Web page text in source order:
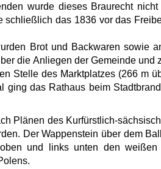
wurde dieses Braurecht
das 1836 vor das
Brot und Backwaren sowie
die Anliegen der Gemeinde und
Stelle des Marktplatzes (266 m
ging das Rathaus beim
Plänen des Kurfürstlich-
Der Wappenstein über dem
und links unten den